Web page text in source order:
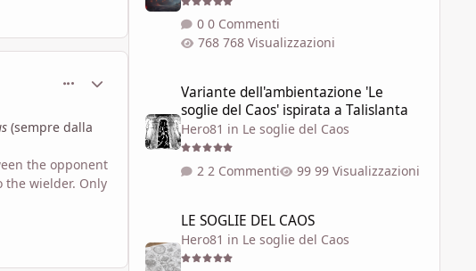
(sempre dalla
the opponent
the wielder. Only
0 Commenti
768 Visualizzazioni
Variante dell'ambientazione 'Le
soglie del Caos' ispirata a Talislanta
Hero81 in Le soglie del Caos
2 Commenti 99 Visualizzazioni
LE SOGLIE DEL CAOS
Hero81 in Le soglie del Caos